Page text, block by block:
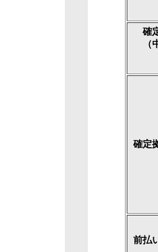
確
（
確定
前払